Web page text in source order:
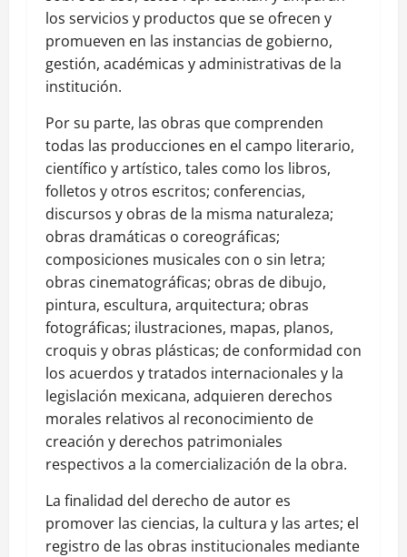
los servicios y productos que se ofrecen y
promueven en las instancias de gobierno,
gestión, académicas y administrativas de la
institución.
Por su parte, las obras que comprenden
todas las producciones en el campo literario,
científico y artístico, tales como los libros,
folletos y otros escritos; conferencias,
discursos y obras de la misma naturaleza;
obras dramáticas o coreográficas;
composiciones musicales con o sin letra;
obras cinematográficas; obras de dibujo,
pintura, escultura, arquitectura; obras
fotográficas; ilustraciones, mapas, planos,
croquis y obras plásticas; de conformidad con
los acuerdos y tratados internacionales y la
legislación mexicana, adquieren derechos
morales relativos al reconocimiento de
creación y derechos patrimoniales
respectivos a la comercialización de la obra.
La finalidad del derecho de autor es
promover las ciencias, la cultura y las artes; el
registro de las obras institucionales mediante